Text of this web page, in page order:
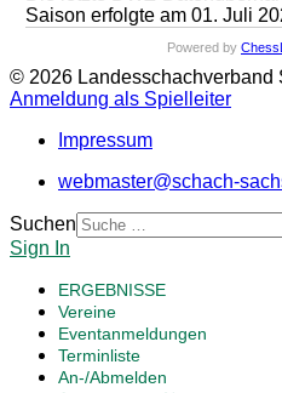
Saison erfolgte am 01. Juli
Powered by
© 2026 Landesschachverband
Anmeldung als Spielleiter
Impressum
webmaster@schach-
Suchen
Sign In
ERGEBNISSE
Vereine
Eventanmeldungen
Terminliste
An-/Abmelden